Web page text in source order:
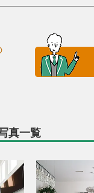
真一覧